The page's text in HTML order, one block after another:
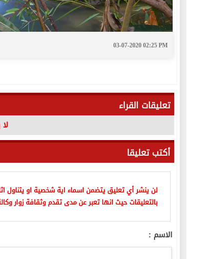
03-07-2020 02:25 PM
تعليقات القراء
أكتب تعليقا
لن ينشر أي تعليق يتضمن اسماء اية شخصية او يتناول
بالتعليقات حيث انها تعبر عن مدى تقدم وثقافة زوار
الاسم :